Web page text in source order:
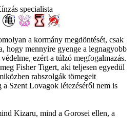
specialista
a kormány megdöntését, csak
hogy mennyire gyenge a legnagyobb
ezért a túlzó megfogalmazás.
Fisher Tigert, aki teljesen egyedül
rabszolgák tömegeit
Szent Lovagok létezéséről nem is
Kizaru, mind a Gorosei ellen, a